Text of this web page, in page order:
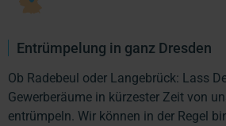
Entrümpelung in ganz Dresden
Ob Radebeul oder Langebrück: Lass
Gewerberäume in kürzester Zeit von
entrümpeln. Wir können in der Regel